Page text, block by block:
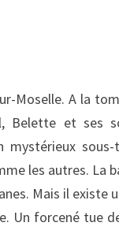
Moselle. A la
Belette et
mystérieux
les autres. La
Mais il existe
Un forcené tue